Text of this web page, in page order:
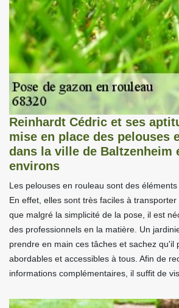
Reinhardt Cédric et ses
mise en place des pelouses
dans la ville de Baltzenheim
environs
Les pelouses en rouleau sont des éléments
En effet, elles sont très faciles à
que malgré la simplicité de la pose, il est
des professionnels en la matière. Un
prendre en main ces tâches et sachez qu'il
abordables et accessibles à tous. Afin de
informations complémentaires, il suffit de